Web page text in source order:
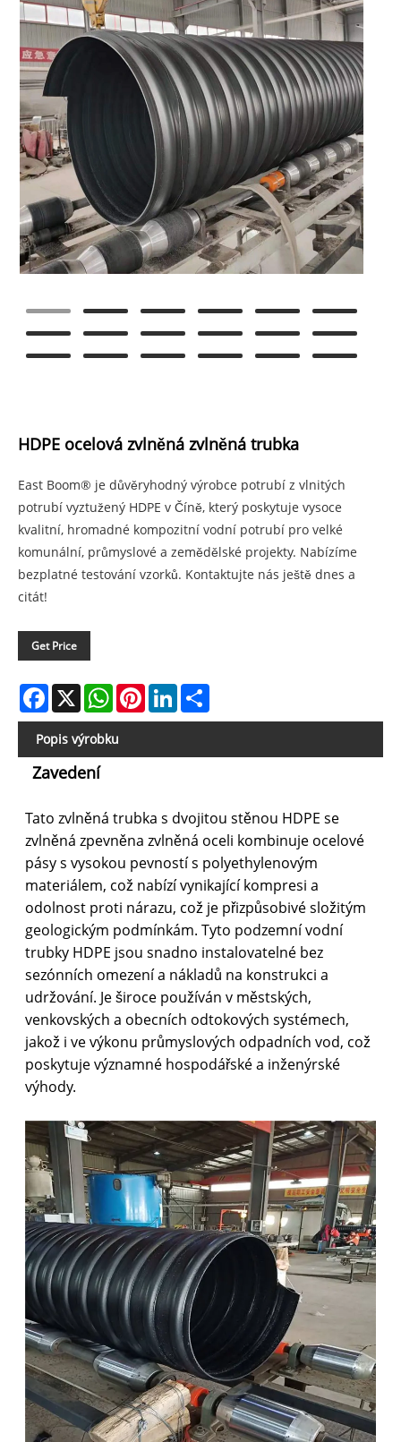
HDPE ocelová zvlněná zvlněná trubka
East Boom® je důvěryhodný výrobce potrubí z vlnitých
potrubí vyztužený HDPE v Číně, který poskytuje vysoce
kvalitní, hromadné kompozitní vodní potrubí pro velké
komunální, průmyslové a zemědělské projekty. Nabízíme
bezplatné testování vzorků. Kontaktujte nás ještě dnes a
citát!
Get Price
Facebook
X WhatsAppPinterestLinkedIn
Popis výrobku
Zavedení
Tato zvlněná trubka s dvojitou stěnou HDPE se
zvlněná zpevněna zvlněná oceli kombinuje ocelové
pásy s vysokou pevností s polyethylenovým
materiálem, což nabízí vynikající kompresi a
odolnost proti nárazu, což je přizpůsobivé složitým
geologickým podmínkám. Tyto podzemní vodní
trubky HDPE jsou snadno instalovatelné bez
sezónních omezení a nákladů na konstrukci a
udržování. Je široce používán v městských,
venkovských a obecních odtokových systémech,
jakož i ve výkonu průmyslových odpadních vod, což
poskytuje významné hospodářské a inženýrské
výhody.